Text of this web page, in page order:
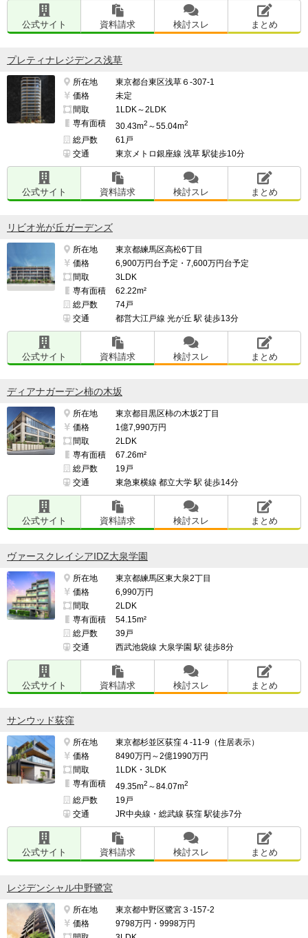
公式サイト 資料請求 検討スレ まとめ
プレティナレジデンス浅草
所在地
東京都台東区浅草６-307-1
価格
未定
間取
1LDK～2LDK
専有面積
30.43m2 ～55.04m2
総戸数
61戸
交通
東京メトロ銀座線 浅草 駅徒歩10分
公式サイト 資料請求 検討スレ まとめ
リビオ光が丘ガーデンズ
所在地
東京都練馬区高松6丁目
価格
6,900万円台予定・7,600万円台予定
間取
3LDK
専有面積
62.22m²
総戸数
74戸
交通
都営大江戸線 光が丘 駅 徒歩13分
公式サイト 資料請求 検討スレ まとめ
ディアナガーデン柿の木坂
所在地
東京都目黒区柿の木坂2丁目
価格
1億7,990万円
間取
2LDK
専有面積
67.26m²
総戸数
19戸
交通
東急東横線 都立大学 駅 徒歩14分
公式サイト 資料請求 検討スレ まとめ
ヴァースクレイシアIDZ大泉学園
所在地
東京都練馬区東大泉2丁目
価格
6,990万円
間取
2LDK
専有面積
54.15m²
総戸数
39戸
交通
西武池袋線 大泉学園 駅 徒歩8分
公式サイト 資料請求 検討スレ まとめ
サンウッド荻窪
所在地
東京都杉並区荻窪４-11-9（住居表示）
価格
8490万円～2億1990万円
間取
1LDK・3LDK
専有面積
49.35m2 ～84.07m2
総戸数
19戸
交通
JR中央線・総武線 荻窪 駅徒歩7分
公式サイト 資料請求 検討スレ まとめ
レジデンシャル中野鷺宮
所在地
東京都中野区鷺宮３-157-2
価格
9798万円・9998万円